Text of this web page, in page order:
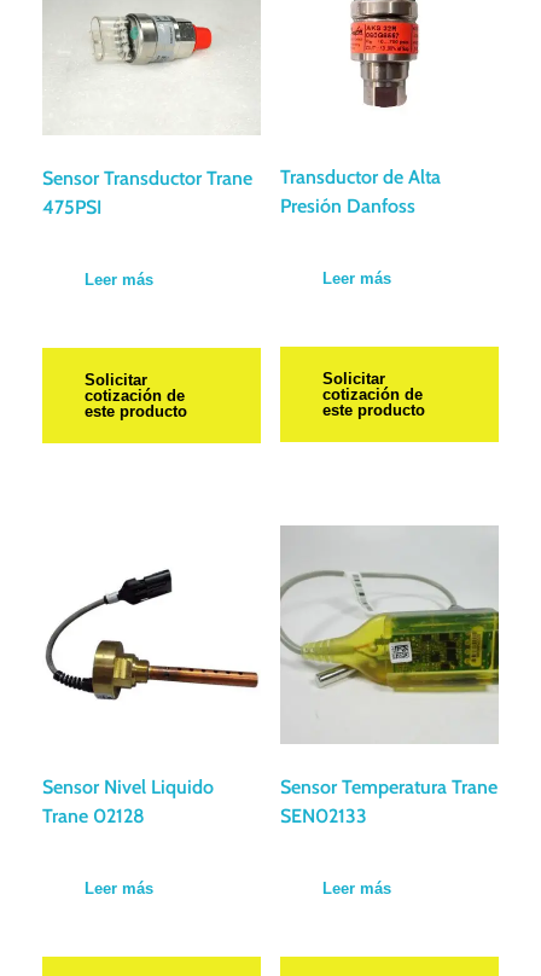
Sensor Transductor Trane
475PSI
Leer más
Solicitar
cotización de
este producto
Transductor de Alta
Presión Danfoss
Leer más
Solicitar
cotización de
este producto
Sensor Nivel Liquido
Trane 02128
Leer más
Sensor Temperatura Trane
SEN02133
Leer más